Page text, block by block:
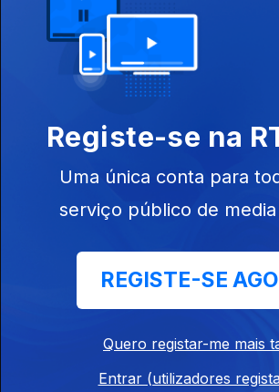
Registe-se na
Uma única conta para
serviço público de media
REGISTE-SE
Quero registar-me mais
Entrar (utilizadores